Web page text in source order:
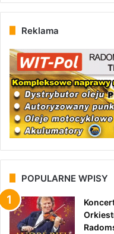
Reklama
POPULARNE WPISY